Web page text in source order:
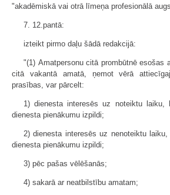
"akadēmiskā vai otrā līmeņa profesionālā
7. 12.pantā:
izteikt pirmo daļu šādā redakcijā:
"(1) Amatpersonu citā prombūtnē esošas
citā vakantā amatā, ņemot vērā
prasības, var pārcelt:
1) dienesta interesēs uz noteiktu laiku,
dienesta pienākumu izpildi;
2) dienesta interesēs uz nenoteiktu
dienesta pienākumu izpildi;
3) pēc pašas vēlēšanās;
4) sakarā ar neatbilstību amatam;